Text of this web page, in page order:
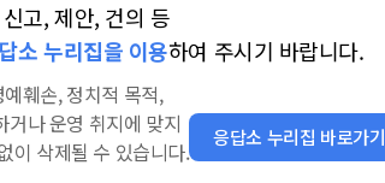
고, 제안, 건의 등
소 누리집을 이용하여 주시기 바랍니다.
훼손, 정치적 목적,
나 운영 취지에 맞지
이 삭제될 수 있습니다.
응답소 누리집 바로가기